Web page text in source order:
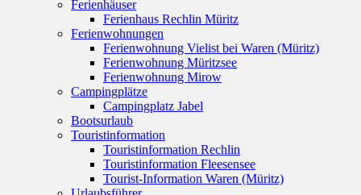
Ferienhäuser
Ferienhaus Rechlin Müritz
Ferienwohnungen
Ferienwohnung Vielist bei Waren (Müritz)
Ferienwohnung Müritzsee
Ferienwohnung Mirow
Campingplätze
Campingplatz Jabel
Bootsurlaub
Touristinformation
Touristinformation Rechlin
Touristinformation Fleesensee
Tourist-Information Waren (Müritz)